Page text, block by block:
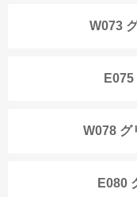
W073
W078 グ
E080